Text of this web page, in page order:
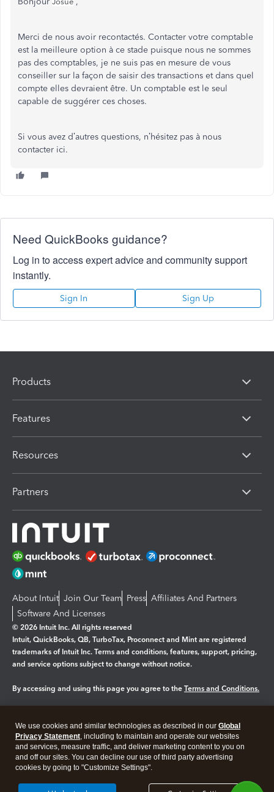
Merci de nous avoir recontactés. Contacter votre comptable
est la meilleure option à ce stade puisque nous ne sommes
pas des comptables, je ne suis pas en mesure de vous
conseiller sur la façon de saisir des transactions et dans quel
compte elles devraient être. Un comptable est le seul
capable de suggérer ces choses.
Si vous avez d’autres questions, n’hésitez pas à nous
contacter ici.
Need QuickBooks guidance?
Log in to access expert advice and community support
instantly.
Sign In Sign Up
Products
Features
Resources
Partners
About Intuit Join Our Team Press Affiliates And Partners
Software And Licenses
© 2026 Intuit Inc. All rights reserved
Intuit, QuickBooks, QB, TurboTax, Proconnect and Mint are registered
trademarks of Intuit Inc. Terms and conditions, features, support, pricing,
and service options subject to change without notice.
By accessing and using this page you agree to the Terms and Conditions.
Legal Privacy Security
We use cookies and similar technologies as described in our Global
Privacy Statement, including to maintain and operate our websites
and services, measure traffic, and deliver marketing content to you on
and off our sites. You can decline our use of third party advertising
cookies by going to "Customize Settings".